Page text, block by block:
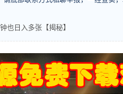
也日入多张【揭秘】